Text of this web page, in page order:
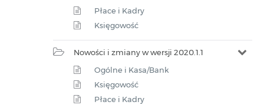
Płace i Kadry
Księgowość
Nowości i zmiany w wersji 2020.1.1
Ogólne i Kasa/Bank
Księgowość
Płace i Kadry